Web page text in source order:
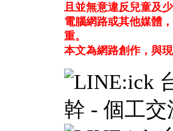
且並無意違反兒童及
電腦網路或其他媒體
重。
本文為網路創作，與